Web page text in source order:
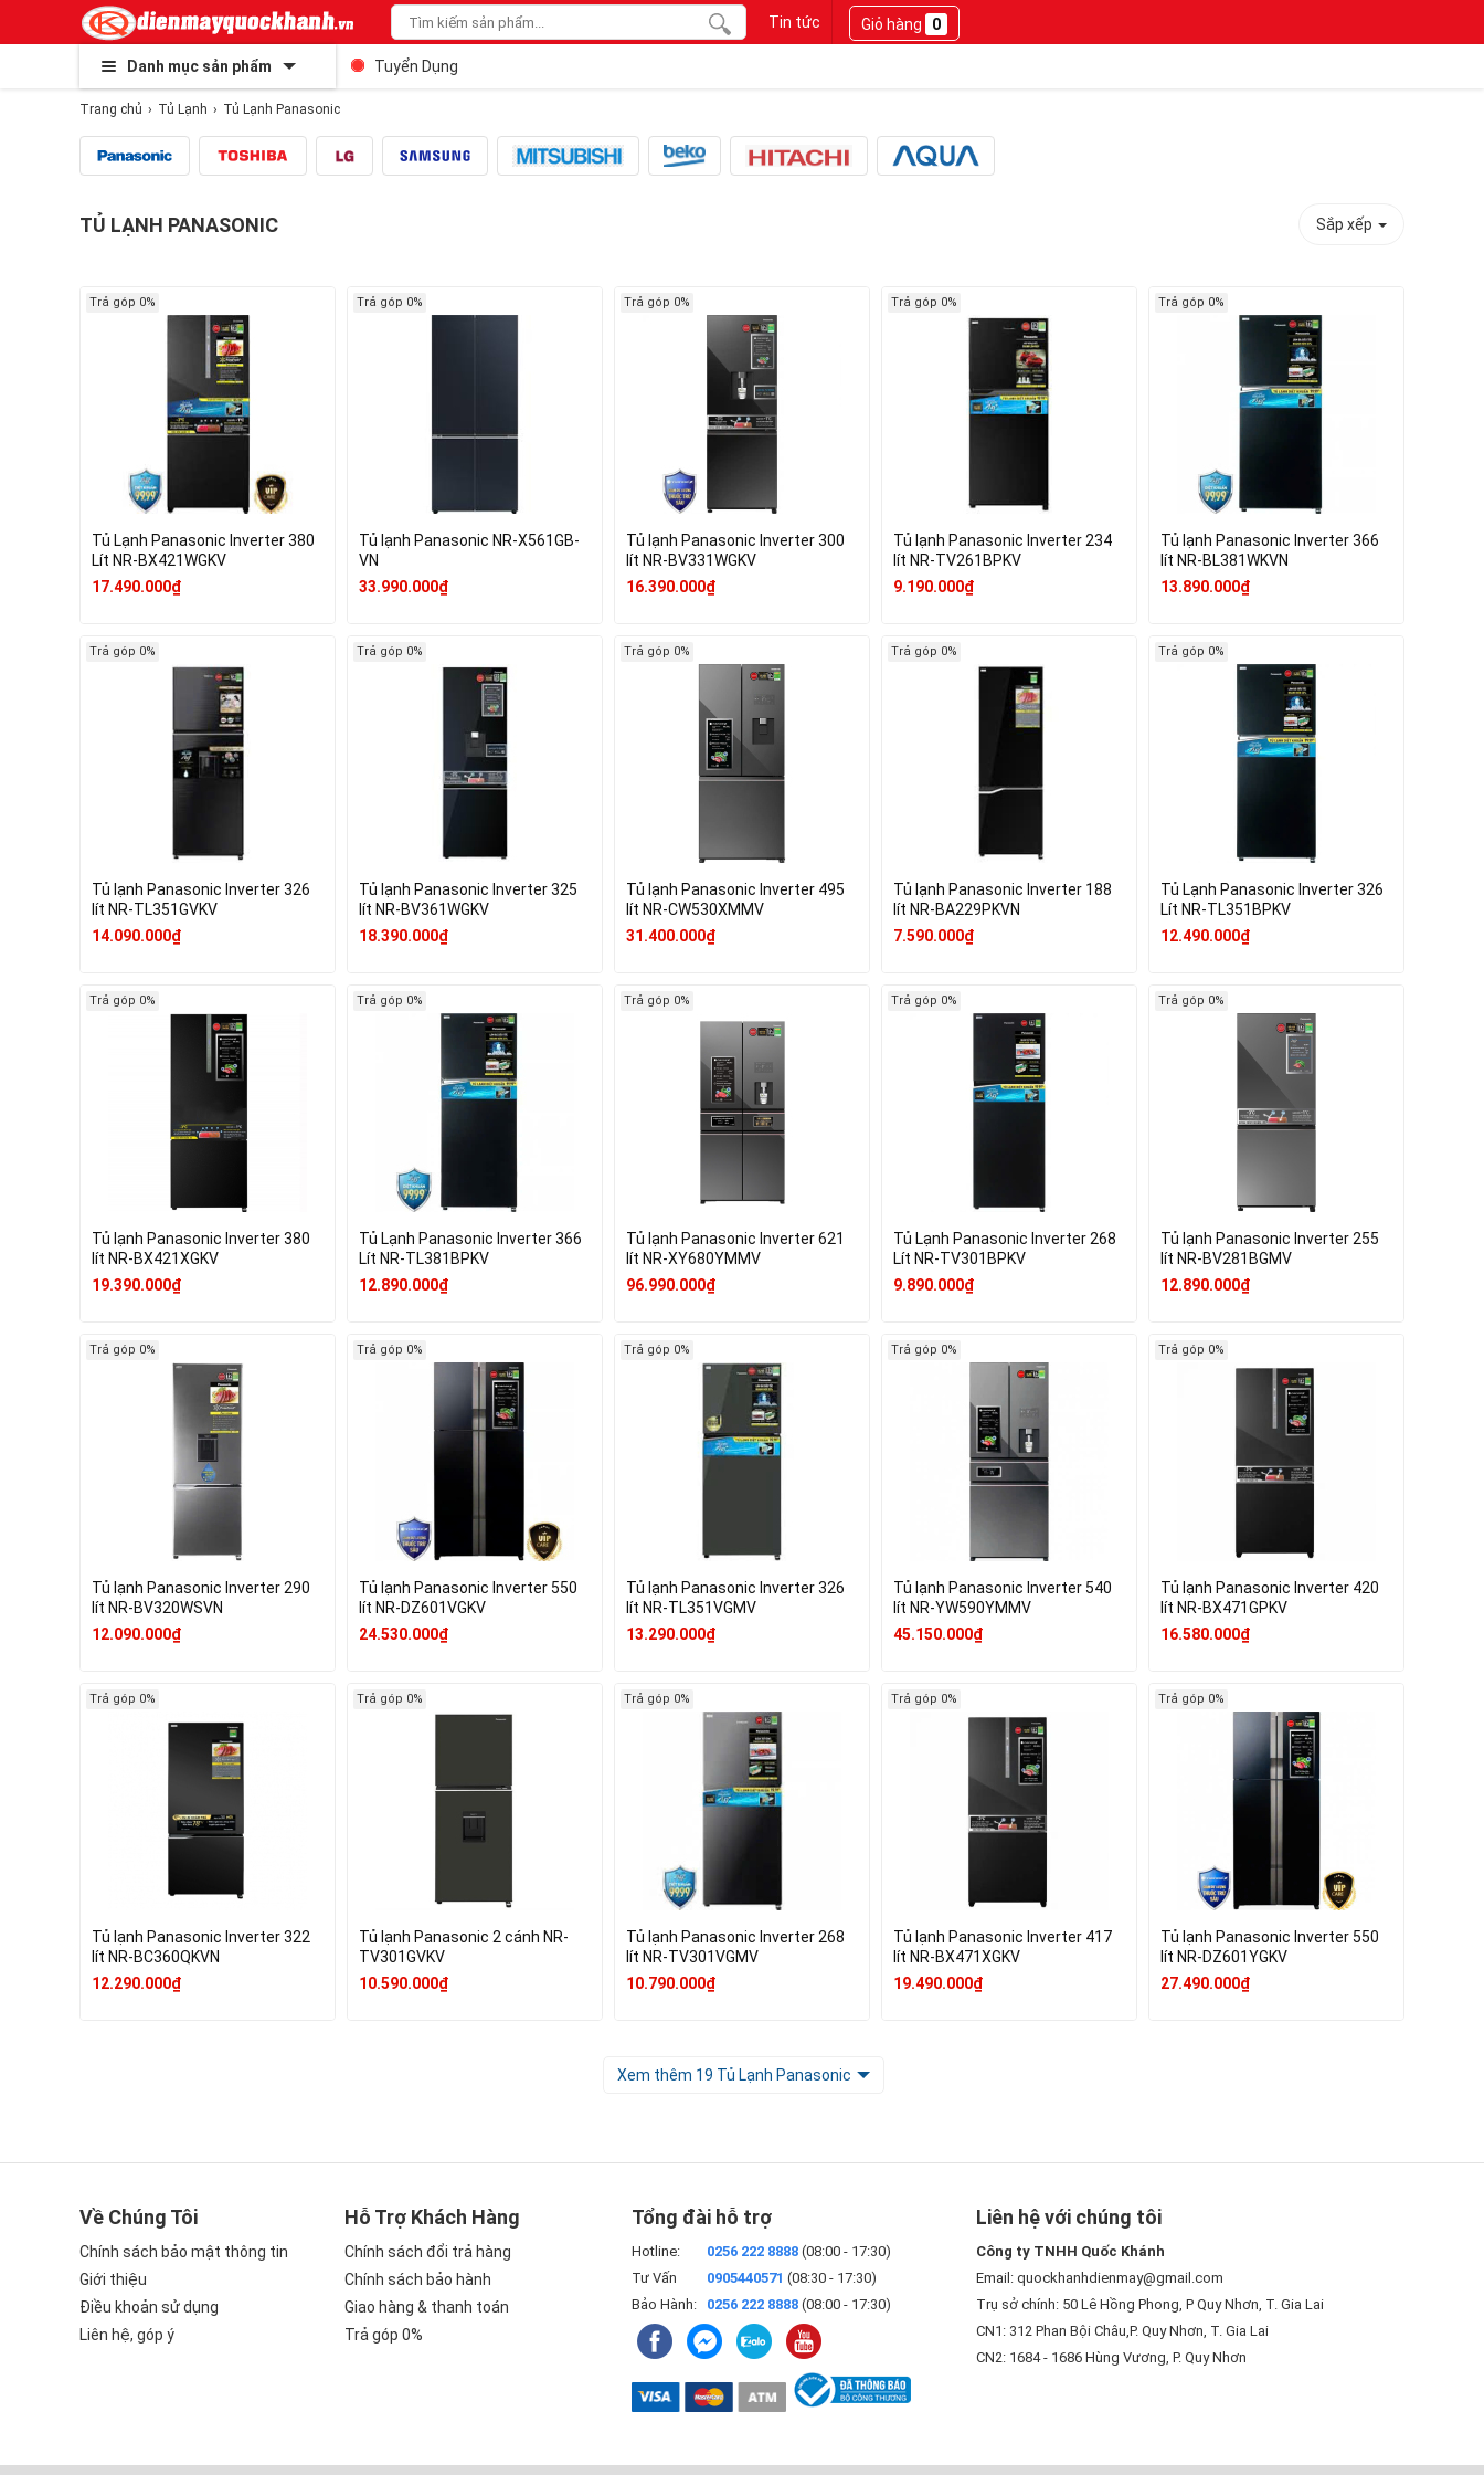
Tin tức Giỏ hàng 0
Danh mục sản phẩm Tuyển Dụng
Trang chủ Tủ Lạnh Tủ Lạnh Panasonic
TỦ LẠNH PANASONIC Sắp xếp
Trả góp 0%
Tủ Lạnh Panasonic Inverter 380
Lít NR-BX421WGKV
17.490.000₫
Trả góp 0%
Tủ lạnh Panasonic NR-X561GB-
VN
33.990.000₫
Trả góp 0%
Tủ lạnh Panasonic Inverter 300
lít NR-BV331WGKV
16.390.000₫
Trả góp 0%
Tủ lạnh Panasonic Inverter 234
lít NR-TV261BPKV
9.190.000₫
Trả góp 0%
Tủ lạnh Panasonic Inverter 366
lít NR-BL381WKVN
13.890.000₫
Trả góp 0%
Tủ lạnh Panasonic Inverter 326
lít NR-TL351GVKV
14.090.000₫
Trả góp 0%
Tủ lạnh Panasonic Inverter 325
lít NR-BV361WGKV
18.390.000₫
Trả góp 0%
Tủ lạnh Panasonic Inverter 495
lít NR-CW530XMMV
31.400.000₫
Trả góp 0%
Tủ lạnh Panasonic Inverter 188
lít NR-BA229PKVN
7.590.000₫
Trả góp 0%
Tủ Lạnh Panasonic Inverter 326
Lít NR-TL351BPKV
12.490.000₫
Trả góp 0%
Tủ lạnh Panasonic Inverter 380
lít NR-BX421XGKV
19.390.000₫
Trả góp 0%
Tủ Lạnh Panasonic Inverter 366
Lít NR-TL381BPKV
12.890.000₫
Trả góp 0%
Tủ lạnh Panasonic Inverter 621
lít NR-XY680YMMV
96.990.000₫
Trả góp 0%
Tủ Lạnh Panasonic Inverter 268
Lít NR-TV301BPKV
9.890.000₫
Trả góp 0%
Tủ lạnh Panasonic Inverter 255
lít NR-BV281BGMV
12.890.000₫
Trả góp 0%
Tủ lạnh Panasonic Inverter 290
lít NR-BV320WSVN
12.090.000₫
Trả góp 0%
Tủ lạnh Panasonic Inverter 550
lít NR-DZ601VGKV
24.530.000₫
Trả góp 0%
Tủ lạnh Panasonic Inverter 326
lít NR-TL351VGMV
13.290.000₫
Trả góp 0%
Tủ lạnh Panasonic Inverter 540
lít NR-YW590YMMV
45.150.000₫
Trả góp 0%
Tủ lạnh Panasonic Inverter 420
lít NR-BX471GPKV
16.580.000₫
Trả góp 0%
Tủ lạnh Panasonic Inverter 322
lít NR-BC360QKVN
12.290.000₫
Trả góp 0%
Tủ lạnh Panasonic 2 cánh NR-
TV301GVKV
10.590.000₫
Trả góp 0%
Tủ lạnh Panasonic Inverter 268
lít NR-TV301VGMV
10.790.000₫
Trả góp 0%
Tủ lạnh Panasonic Inverter 417
lít NR-BX471XGKV
19.490.000₫
Trả góp 0%
Tủ lạnh Panasonic Inverter 550
lít NR-DZ601YGKV
27.490.000₫
Xem thêm 19 Tủ Lạnh Panasonic
Về Chúng Tôi
Chính sách bảo mật thông tin
Giới thiệu
Điều khoản sử dụng
Liên hệ, góp ý
Hỗ Trợ Khách Hàng
Chính sách đổi trả hàng
Chính sách bảo hành
Giao hàng & thanh toán
Trả góp 0%
Tổng đài hỗ trợ
Hotline: 0256 222 8888 (08:00 - 17:30)
Tư Vấn
0905440571 (08:30 - 17:30)
Bảo Hành:
0256 222 8888 (08:00 - 17:30)
Liên hệ với chúng tôi
Công ty TNHH Quốc Khánh
Email: quockhanhdienmay@gmail.com
Trụ sở chính: 50 Lê Hồng Phong, P Quy Nhơn, T. Gia Lai
CN1: 312 Phan Bội Châu,P. Quy Nhơn, T. Gia Lai
CN2: 1684 - 1686 Hùng Vương, P. Quy Nhơn